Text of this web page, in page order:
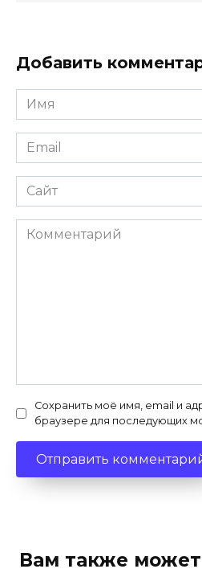
Добавить
Имя
*
Email
*
Сайт
Комментарий
Сохранить моё имя, email и
браузере для последующих
Вам также